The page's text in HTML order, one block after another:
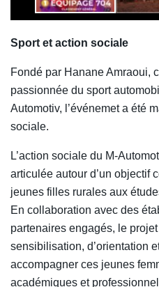
Sport et action sociale
Fondé par Hanane Amraoui,
passionnée du sport
Automotiv, l’événemet a été
sociale.
L’action sociale du M-
articulée autour d’un objectif
jeunes filles rurales aux
En collaboration avec des
partenaires engagés, le
sensibilisation, d’orientation
accompagner ces jeunes
académiques et